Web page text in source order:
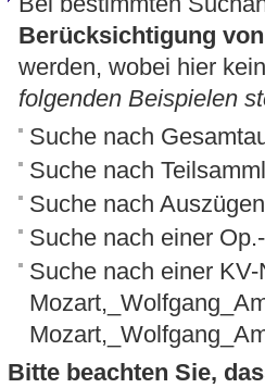
Berücksichtigung
werden, wobei hier
folgenden Beispielen
Suche nach
Suche nach
Suche nach
Suche nach einer
Suche nach einer
Bitte beachten Sie,